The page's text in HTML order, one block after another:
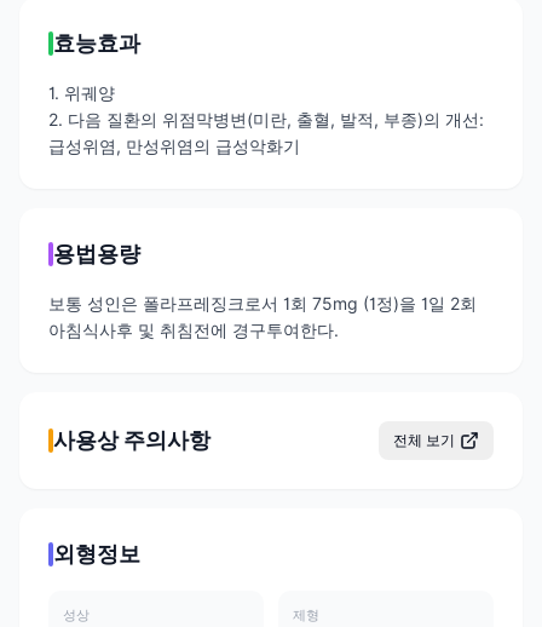
효능효과
1. 위궤양
2. 다음 질환의 위점막병변(미란, 출혈, 발적, 부종)의 개선:
급성위염, 만성위염의 급성악화기
용법용량
보통 성인은 폴라프레징크로서 1회 75mg (1정)을 1일 2회
아침식사후 및 취침전에 경구투여한다.
사용상 주의사항 전체 보기
외형정보
성상 제형